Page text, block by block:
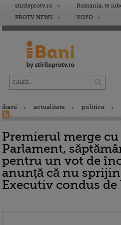
stirileprotv.ro Romania, te
PROTV NEWS
VOYO
ibani actualitate politica
Premierul merge
Parlament,
pentru un vot de
anunță că nu
Executiv condus